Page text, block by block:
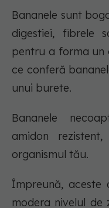
Bananele sunt
digestiei, fibrele
pentru a forma un
ce conferă
unui burete.
Bananele
amidon
organismul tău.
Împreună,
modera nivelul de